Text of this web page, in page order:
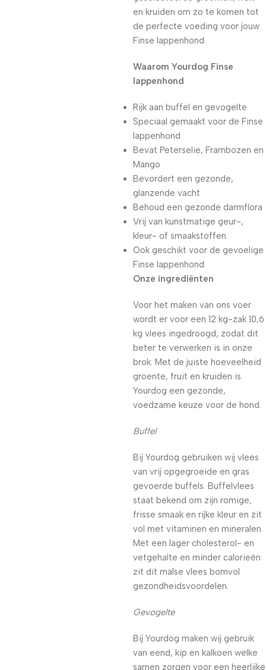
en kruiden om zo te komen tot
de perfecte voeding voor jouw
Finse lappenhond.
Waarom Yourdog Finse
lappenhond
Rijk aan buffel en gevogelte
Speciaal gemaakt voor de Finse
lappenhond
Bevat Peterselie, Frambozen en
Mango
Bevordert een gezonde,
glanzende vacht
Behoud een gezonde darmflora
Vrij van kunstmatige geur-,
kleur- of smaakstoffen
Ook geschikt voor de gevoelige
Finse lappenhond
Onze ingrediënten
Voor het maken van ons voer
wordt er voor een 12 kg-zak 10,6
kg vlees ingedroogd, zodat dit
beter te verwerken is in onze
brok. Met de juiste hoeveelheid
groente, fruit en kruiden is
Yourdog een gezonde,
voedzame keuze voor de hond.
Buffel
Bij Yourdog gebruiken wij vlees
van vrij opgegroeide en gras
gevoerde buffels. Buffelvlees
staat bekend om zijn romige,
frisse smaak en rijke kleur en zit
vol met vitaminen en mineralen.
Met een lager cholesterol- en
vetgehalte en minder calorieën
zit dit malse vlees bomvol
gezondheidsvoordelen.
Gevogelte
Bij Yourdog maken wij gebruik
van eend, kip en kalkoen welke
samen zorgen voor een heerlijke